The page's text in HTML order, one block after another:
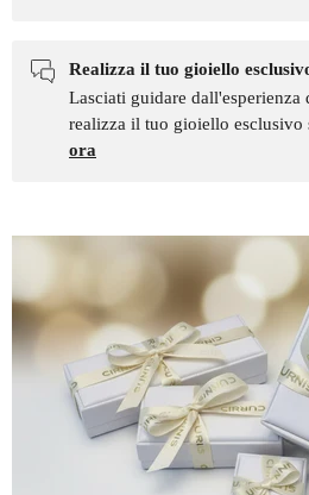
Realizza il tuo gioiello
Lasciati guidare
realizza il tuo gioiello esclusivo
ora